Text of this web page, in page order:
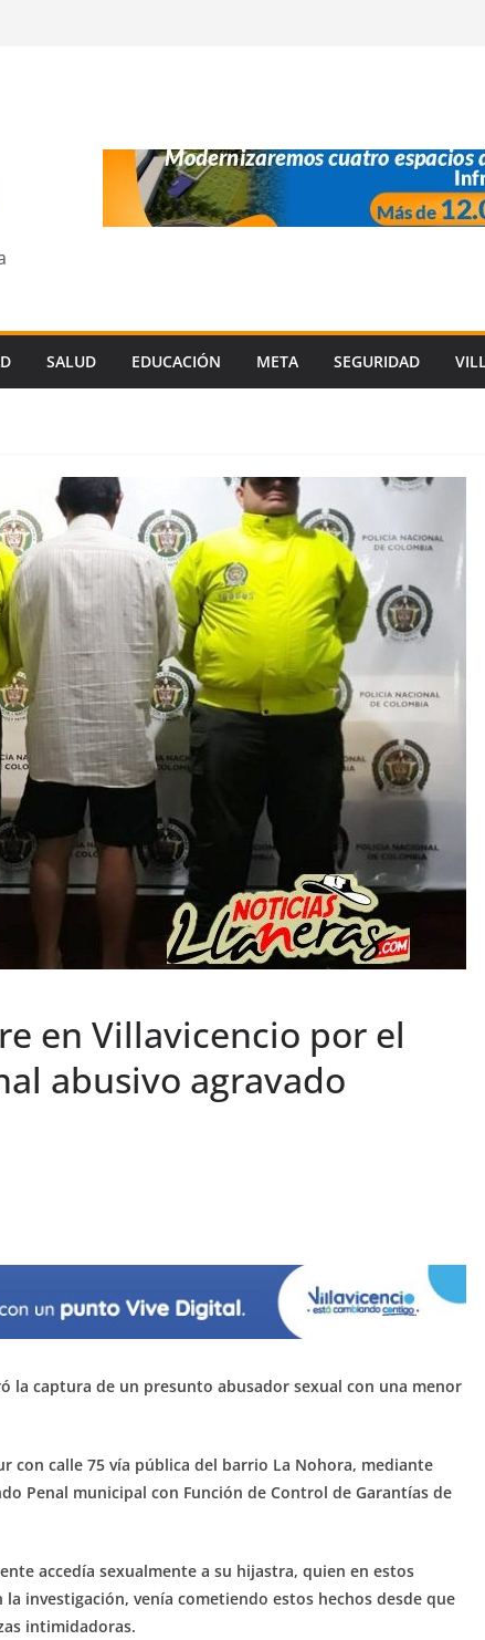
SALUD EDUCACIÓN META SEGURIDAD
en Villavicencio por el
abusivo agravado
la captura de un presunto abusador sexual con una menor
con calle 75 vía pública del barrio La Nohora, mediante
Penal municipal con Función de Control de Garantías de
accedía sexualmente a su hijastra, quien en estos
investigación, venía cometiendo estos hechos desde que
intimidadoras.